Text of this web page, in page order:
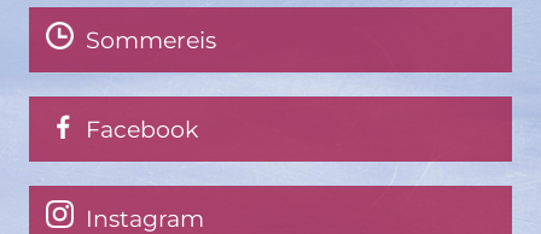
Sommereis
Facebook
Instagram